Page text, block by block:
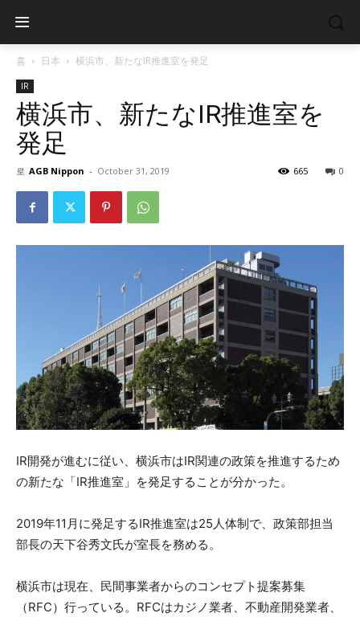
홈 日本 横浜市、新たなIR推進室を発足
IR
横浜市、新たなIR推進室を
発足
로 AGB Nippon - October 31, 2019 0
665
IR開発が進むに従い、横浜市はIR関連の政策を推進するため
の新たな「IR推進室」を発足することが分かった。
2019年11月に発足するIR推進室は25人体制で、政策部担当
部長の天下谷秀文氏が室長を務める。
横浜市は現在、民間事業者からのコンセプト提案募集
（RFC）行っている。RFCはカジノ業者、不動産開発業者、